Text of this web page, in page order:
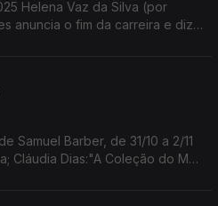
Helena Vaz da Silva (por
anuncia o fim da carreira e diz
Samuel Barber, de 31/10 a 2/11
Cláudia Dias:"A Coleção do Meu